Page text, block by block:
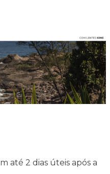
até 2 dias úteis após a